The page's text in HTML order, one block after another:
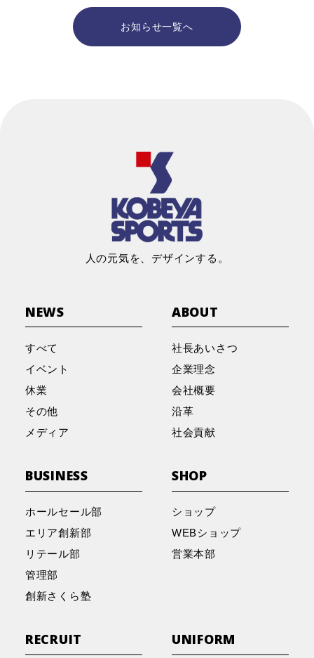
お知らせ一覧へ
人の元気を、デザインする。
NEWS
すべて
イベント
休業
その他
メディア
ABOUT
社長あいさつ
企業理念
会社概要
沿革
社会貢献
BUSINESS
ホールセール部
エリア創新部
リテール部
管理部
創新さくら塾
SHOP
ショップ
WEBショップ
営業本部
RECRUIT UNIFORM